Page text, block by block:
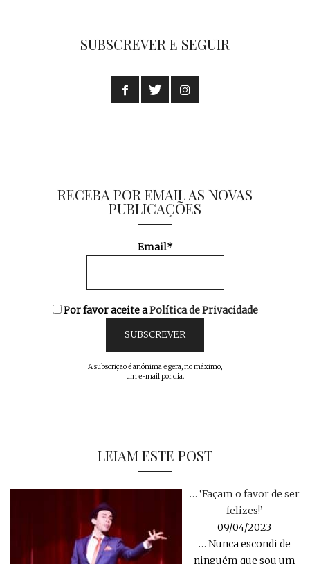
SUBSCREVER E SEGUIR
RECEBA POR EMAIL AS NOVAS
PUBLICAÇÕES
Email*
Por favor aceite aPolítica de Privacidade
A subscrição é anónima e gera, no máximo,
um e-mail por dia.
LEIAM ESTE POST
… ‘Façam o favor de ser
felizes!’
09/04/2023
… Nunca escondi de
ninguém que sou um